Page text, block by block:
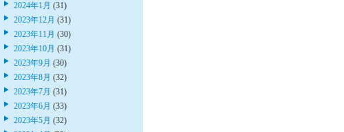
2024年1月 (31)
2023年12月 (31)
2023年11月 (30)
2023年10月 (31)
2023年9月 (30)
2023年8月 (32)
2023年7月 (31)
2023年6月 (33)
2023年5月 (32)